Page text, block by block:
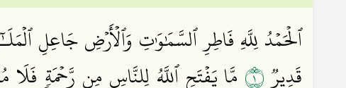
ٱلۡحَمۡدُ لِلَّهِ فَاطِرِ ٱلسَّمَٰوَٰتِ وَٱلۡأَرۡضِ جَاعِلِ
قَدِيرٞ١ مَّا يَفۡتَحِ ٱللَّهُ لِلنَّاسِ مِن رَّحۡمَةٖ